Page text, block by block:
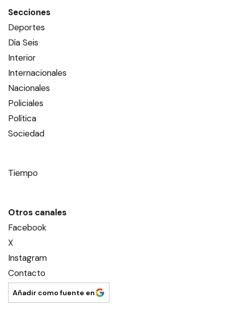
Secciones
Deportes
Día Seis
Interior
Internacionales
Nacionales
Policiales
Política
Sociedad
Tiempo
Otros canales
Facebook
X
Instagram
Contacto
Añadir como fuente en